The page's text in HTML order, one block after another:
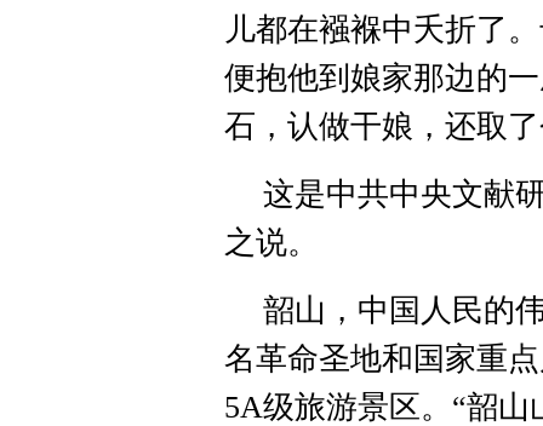
儿都在襁褓中夭折了
便抱他到娘家那边的
石，认做干娘，还取
这是中共中央文献
之说。
韶山，中国人民的
名革命圣地和国家重
5A级旅游景区。“韶